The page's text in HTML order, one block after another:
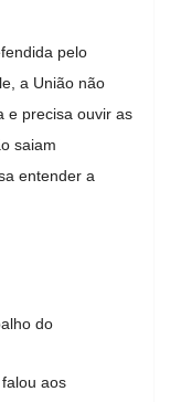
pelo
a União não
e precisa ouvir as
saiam
entender a
do
aos